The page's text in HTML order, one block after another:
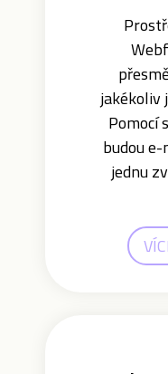
jakékoliv
Pomocí
budou
jednu